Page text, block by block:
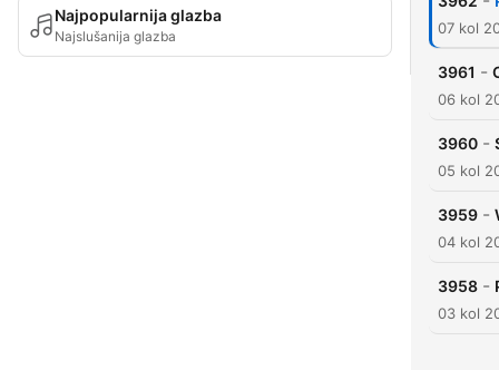
Najpopularnija glazba
Najslušanija glazba 07 kol
3961 -
06 kol
3960 -
05 kol
3959 -
04 kol
3958 -
03 kol